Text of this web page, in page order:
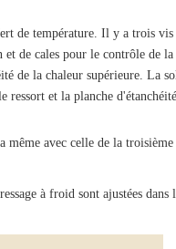
de température. Il y a trois vis
de cales pour le contrôle de
de la chaleur supérieure. La
et la planche
avec celle de la troisième
à froid sont ajustées dans